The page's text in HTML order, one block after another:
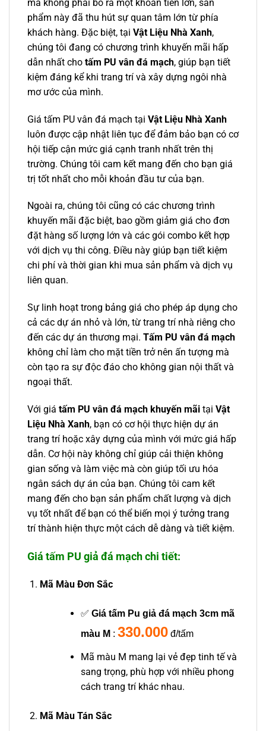
mà không phải bỏ ra một khoản tiền lớn, sản
phẩm này đã thu hút sự quan tâm lớn từ phía
khách hàng. Đặc biệt, tại Vật Liệu Nhà Xanh,
chúng tôi đang có chương trình khuyến mãi hấp
dẫn nhất cho tấm PU vân đá mạch, giúp bạn tiết
kiệm đáng kể khi trang trí và xây dựng ngôi nhà
mơ ước của mình.
Giá tấm PU vân đá mạch tại Vật Liệu Nhà Xanh
luôn được cập nhật liên tục để đảm bảo bạn có cơ
hội tiếp cận mức giá cạnh tranh nhất trên thị
trường. Chúng tôi cam kết mang đến cho bạn giá
trị tốt nhất cho mỗi khoản đầu tư của bạn.
Ngoài ra, chúng tôi cũng có các chương trình
khuyến mãi đặc biệt, bao gồm giảm giá cho đơn
đặt hàng số lượng lớn và các gói combo kết hợp
với dịch vụ thi công. Điều này giúp bạn tiết kiệm
chi phí và thời gian khi mua sản phẩm và dịch vụ
liên quan.
Sự linh hoạt trong bảng giá cho phép áp dụng cho
cả các dự án nhỏ và lớn, từ trang trí nhà riêng cho
đến các dự án thương mại. Tấm PU vân đá mạch
không chỉ làm cho mặt tiền trở nên ấn tượng mà
còn tạo ra sự độc đáo cho không gian nội thất và
ngoại thất.
Với giá tấm PU vân đá mạch khuyến mãi tại Vật
Liệu Nhà Xanh, bạn có cơ hội thực hiện dự án
trang trí hoặc xây dựng của mình với mức giá hấp
dẫn. Cơ hội này không chỉ giúp cải thiện không
gian sống và làm việc mà còn giúp tối ưu hóa
ngân sách dự án của bạn. Chúng tôi cam kết
mang đến cho bạn sản phẩm chất lượng và dịch
vụ tốt nhất để bạn có thể biến mọi ý tưởng trang
trí thành hiện thực một cách dễ dàng và tiết kiệm.
Giá tấm PU giả đá mạch chi tiết:
Mã Màu Đơn Sắc
✅ Giá tấm Pu giả đá mạch 3cm mã
màu M : 330.000đ/tấm
Mã màu M mang lại vẻ đẹp tinh tế và
sang trọng, phù hợp với nhiều phong
cách trang trí khác nhau.
Mã Màu Tán Sắc